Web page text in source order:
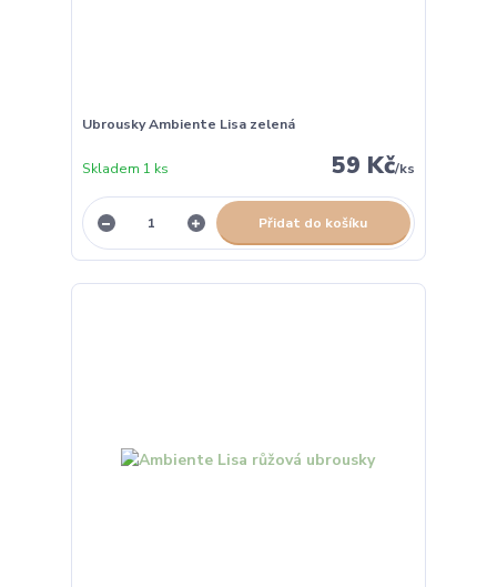
Ubrousky Ambiente Lisa zelená
59 Kč/ks
Skladem 1 ks
Přidat do košíku